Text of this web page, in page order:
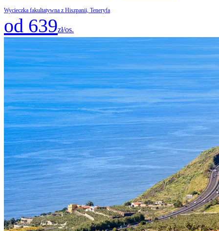
Wycieczka fakultatywna z Hiszpanii, Teneryfa
od 639zł/os.